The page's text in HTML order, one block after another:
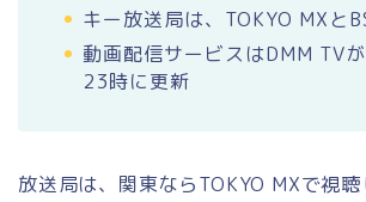
キー放送局は、TOKYO MXと
動画配信サービスはDMM TV
23時に更新
放送局は、関東ならTOKYO MXで視